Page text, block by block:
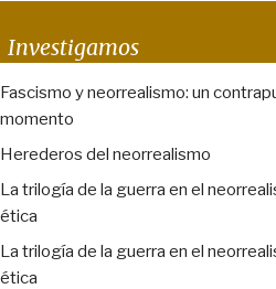
Investigamos
Fascismo y neorrealismo: un
momento
Herederos del neorrealismo
La trilogía de la guerra en el
ética
La trilogía de la guerra en el
ética